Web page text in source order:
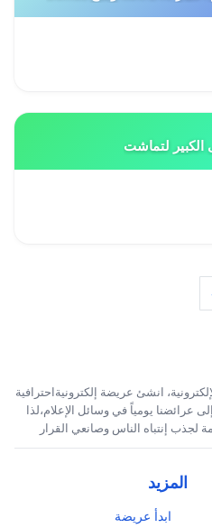
الكبير لتماشت
انشئ عريضة إلكترونيةاحترافية
عرائضنا يومياً في وسائل الإعلام،لذا
إنتباه الناس وصانعي القرار
المزيد
ابدأ عريضة